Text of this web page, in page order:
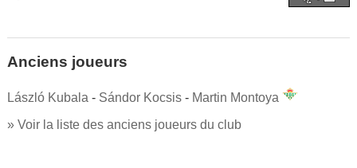
Anciens joueurs
László Kubala - Sándor Kocsis- Martin Montoya
» Voir la liste des anciens joueurs du club